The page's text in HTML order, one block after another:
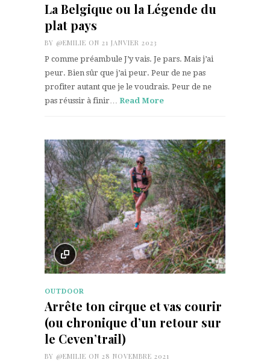
La Belgique ou la Légende du
plat pays
BY @EMILIE ON 21 JANVIER 2023
P comme préambule J’y vais. Je pars. Mais j’ai
peur. Bien sûr que j’ai peur. Peur de ne pas
profiter autant que je le voudrais. Peur de ne
pas réussir à finir… Read More
OUTDOOR
Arrête ton cirque et vas courir
(ou chronique d’un retour sur
le Ceven’trail)
BY @EMILIE ON 28 NOVEMBRE 2021